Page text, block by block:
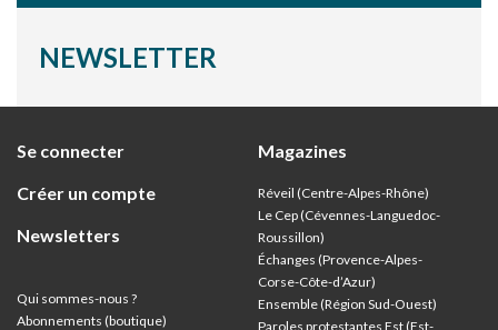
NEWSLETTER
Se connecter
Créer un compte
Newsletters
Qui sommes-nous ?
Abonnements (boutique)
Magazines
Réveil (Centre-Alpes-Rhône)
Le Cep (Cévennes-Languedoc-
Roussillon)
Échanges (Provence-Alpes-
Corse-Côte-d’Azur)
Ensemble (Région Sud-Ouest)
Paroles protestantes Est (Est-